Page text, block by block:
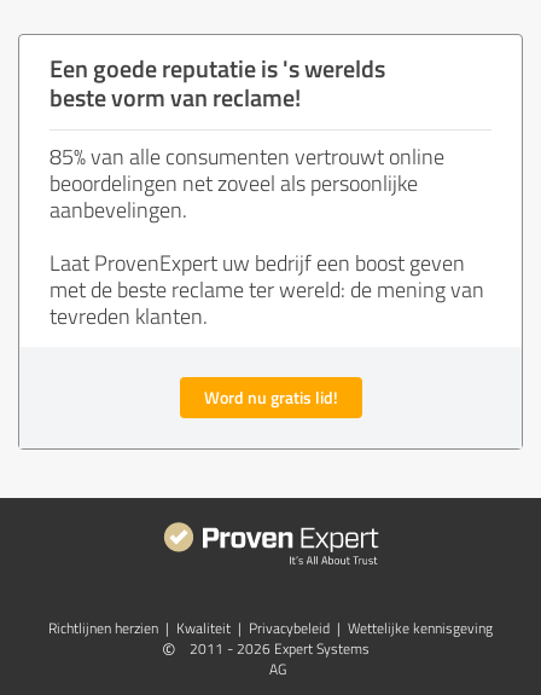
Een goede reputatie is 's werelds
beste vorm van reclame!
85% van alle consumenten vertrouwt online
beoordelingen net zoveel als persoonlijke
aanbevelingen.
Laat ProvenExpert uw bedrijf een boost geven
met de beste reclame ter wereld: de mening van
tevreden klanten.
Word nu gratis lid!
Richtlijnen herzien | Kwaliteit | Privacybeleid | Wettelijke kennisgeving
©
2011 - 2026 Expert Systems
AG